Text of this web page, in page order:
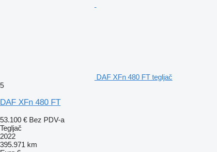
DAF XFn 480 FT tegljač
5
DAF XFn 480 FT
53.100 € Bez PDV-a
Tegljač
2022
395.971 km